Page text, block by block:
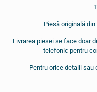
Piesă originală
Livrarea piesei se face doar
telefonic pentru
Pentru orice detalii